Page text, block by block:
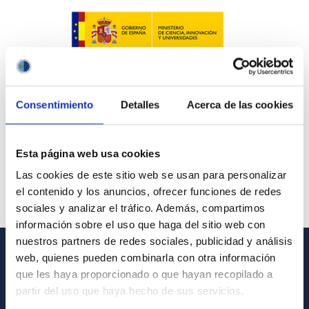
Consentimiento Detalles Acerca de las cookies
Esta página web usa cookies
Las cookies de este sitio web se usan para personalizar
el contenido y los anuncios, ofrecer funciones de redes
sociales y analizar el tráfico. Además, compartimos
información sobre el uso que haga del sitio web con
nuestros partners de redes sociales, publicidad y análisis
web, quienes pueden combinarla con otra información
que les haya proporcionado o que hayan recopilado a
partir del uso que haya hecho de sus servicios.
GENERAL INFORMATION
Contact